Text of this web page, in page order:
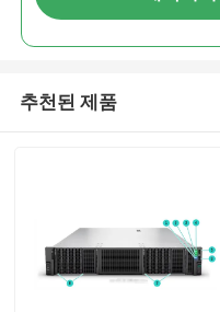
추천된 제품